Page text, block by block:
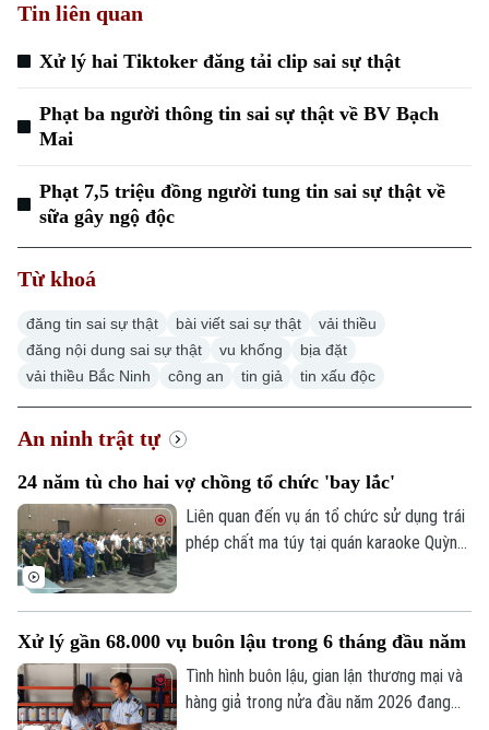
Chuyên mục
Thời sự
Hà Nội
Chính trị
Xã hội
An ninh trật tự
Công nghệ
Hà Nội
Nhịp sống Hà Nội
Khoảnh khắc Hà Nội
Ẩm thực
Thế giới
Tin tức
Quân sự
Hồ sơ
Kinh tế
Tin tức
Cafe sáng
Nhà đất
Tin liên quan
Xử lý hai Tiktoker đăng tải clip sai sự thật
Phạt ba người thông tin sai sự thật về BV Bạch
Mai
Phạt 7,5 triệu đồng người tung tin sai sự thật về
sữa gây ngộ độc
Từ khoá
đăng tin sai sự thật bài viết sai sự thật
vải thiều
đăng nội dung sai sự thật
vu khống
bịa đặt
vải thiều Bắc Ninh
công an tin giả tin xấu độc
An ninh trật tự
24 năm tù cho hai vợ chồng tổ chức 'bay lắc'
Liên quan đến vụ án tổ chức sử dụng trái
phép chất ma túy tại quán karaoke Quỳnh
án đặc biệt nghiêm trọng, có tổ chức,
diễn ra trong thời gian dài dưới vỏ bọc
kinh doanh karaoke.
Xử lý gần 68.000 vụ buôn lậu trong 6 tháng đầu năm
Tình hình buôn lậu, gian lận thương mại và
hàng giả trong nửa đầu năm 2026 đang